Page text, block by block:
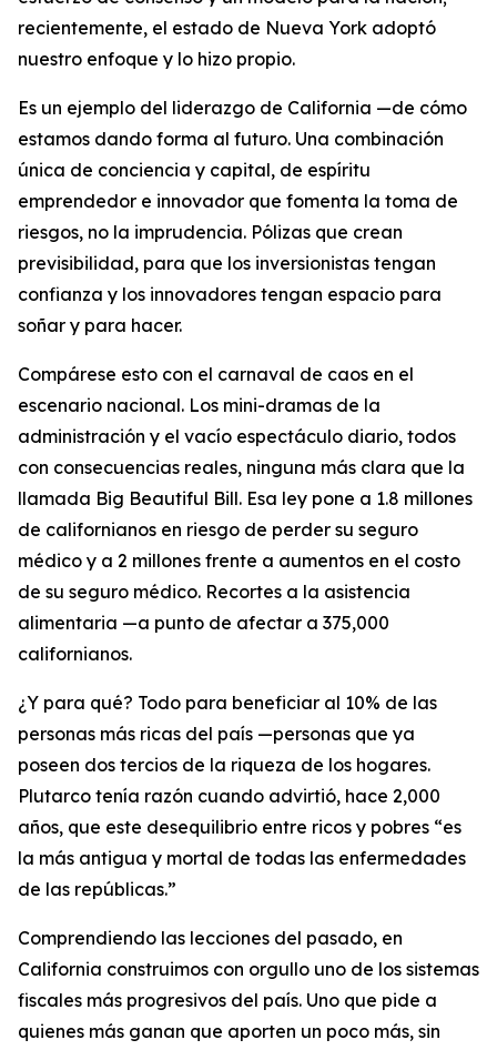
recientemente, el estado de Nueva York adoptó
nuestro enfoque y lo hizo propio.
Es un ejemplo del liderazgo de California —de cómo
estamos dando forma al futuro. Una combinación
única de conciencia y capital, de espíritu
emprendedor e innovador que fomenta la toma de
riesgos, no la imprudencia. Pólizas que crean
previsibilidad, para que los inversionistas tengan
confianza y los innovadores tengan espacio para
soñar y para hacer.
Compárese esto con el carnaval de caos en el
escenario nacional. Los mini-dramas de la
administración y el vacío espectáculo diario, todos
con consecuencias reales, ninguna más clara que la
llamada Big Beautiful Bill. Esa ley pone a 1.8 millones
de californianos en riesgo de perder su seguro
médico y a 2 millones frente a aumentos en el costo
de su seguro médico. Recortes a la asistencia
alimentaria —a punto de afectar a 375,000
californianos.
¿Y para qué? Todo para beneficiar al 10% de las
personas más ricas del país —personas que ya
poseen dos tercios de la riqueza de los hogares.
Plutarco tenía razón cuando advirtió, hace 2,000
años, que este desequilibrio entre ricos y pobres “es
la más antigua y mortal de todas las enfermedades
de las repúblicas.”
Comprendiendo las lecciones del pasado, en
California construimos con orgullo uno de los sistemas
fiscales más progresivos del país. Uno que pide a
quienes más ganan que aporten un poco más, sin